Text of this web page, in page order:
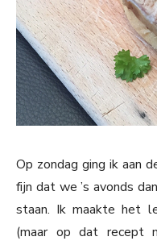
Op zondag ging ik aan
fijn dat we ’s avonds
staan. Ik maakte het
(maar op dat recept